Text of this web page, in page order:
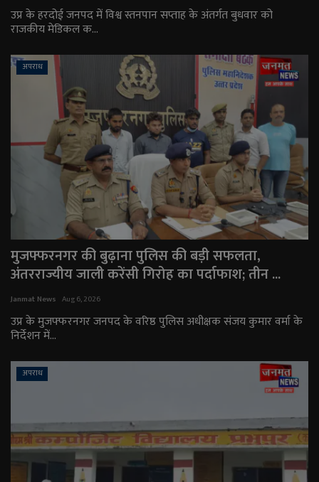
उप्र के हरदोई जनपद में विश्व स्तनपान सप्ताह के अंतर्गत बुधवार को
राजकीय मेडिकल क...
अपराध
मुजफ्फरनगर की बुढ़ाना पुलिस की बड़ी सफलता,
अंतरराज्यीय जाली करेंसी गिरोह का पर्दाफाश; तीन ...
Janmat News Aug 6, 2026
उप्र के मुजफ्फरनगर जनपद के वरिष्ठ पुलिस अधीक्षक संजय कुमार वर्मा के
निर्देशन में...
अपराध